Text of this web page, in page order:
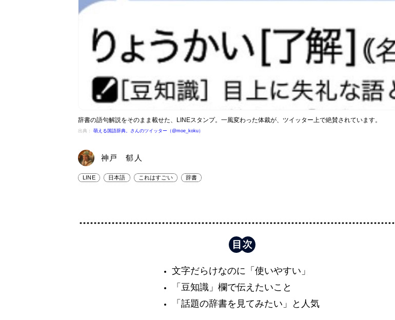
辞書の語句解説をそのまま載せた、LINEスタンプ。一風変わった体裁が、ツイッター上で絶賛されています。
出典： 萌える国語辞典。さんのツイッター（@moe_koku）
神戸 郁人
LINE 日本語 これはすごい 辞書
文字だらけなのに「使いやすい」
「豆知識」欄で伝えたいこと
「話題の辞書を見てみたい」と人気